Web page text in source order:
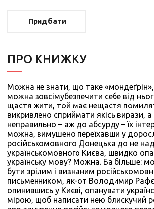
Придбати
ПРО КНИЖКУ
Можна не знати, що таке
можна зовсімубезпечити себе від
щастя жити, той має нещастя
викривлено сприймати якісь вирази, а
неправильно – аж до абсурду – їх
можна, вимушено переїхавши у
російськомовного Донецька до не
українськомовного Києва, швидко
українську мову? Можна. Ба більше:
бути зрілим і визнаним
письменником, як-от Володимир
опинившись у Києві, опанувати
мірою, щоб написати нею блискучий